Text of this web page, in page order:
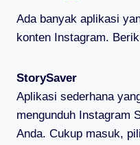
Ada banyak aplikasi
konten Instagram.
StorySaver
Aplikasi sederhana
mengunduh Instagram
Anda. Cukup masuk,